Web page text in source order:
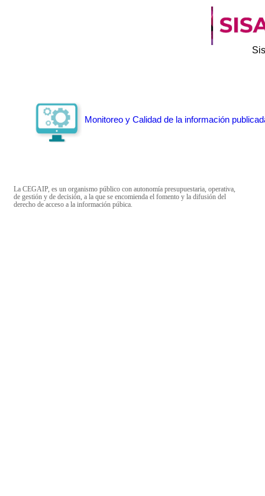
Monitoreo y Calidad de la información
La CEGAIP, es un organismo público con autonomía presupuestaria, operativa,
de gestión y de decisión, a la que se encomienda el fomento y la difusión del
derecho de acceso a la información púbica.